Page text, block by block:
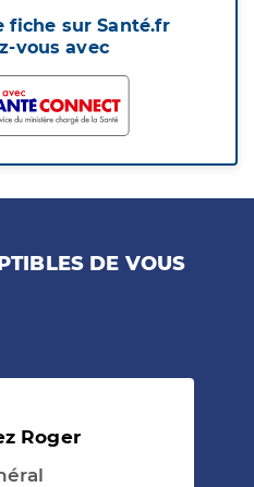
fiche sur Santé.fr
vous avec
DE VOUS
Roger